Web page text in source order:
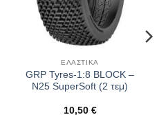
ΕΛΑΣΤΙΚΆ
GRP Tyres-1:8 BLOCK –
N25 SuperSoft (2 τεμ)
10,50 €